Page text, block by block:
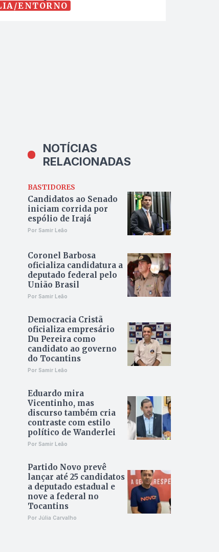
ENTORNO
NOTÍCIAS
RELACIONADAS
BASTIDORES
Candidatos ao Senado
iniciam corrida por
espólio de Irajá
Por Samir Leão
Coronel Barbosa
oficializa candidatura a
deputado federal pelo
União Brasil
Por Samir Leão
Democracia Cristã
oficializa empresário
Du Pereira como
candidato ao governo
do Tocantins
Por Samir Leão
Eduardo mira
Vicentinho, mas
discurso também cria
contraste com estilo
político de Wanderlei
Por Samir Leão
Partido Novo prevê
lançar até 25 candidatos
a deputado estadual e
nove a federal no
Tocantins
Por Júlia Carvalho